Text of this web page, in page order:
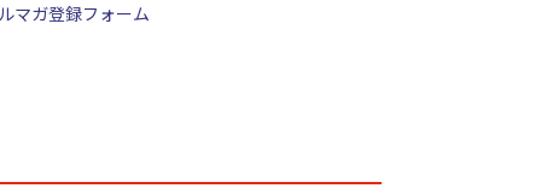
マガ登録フォーム